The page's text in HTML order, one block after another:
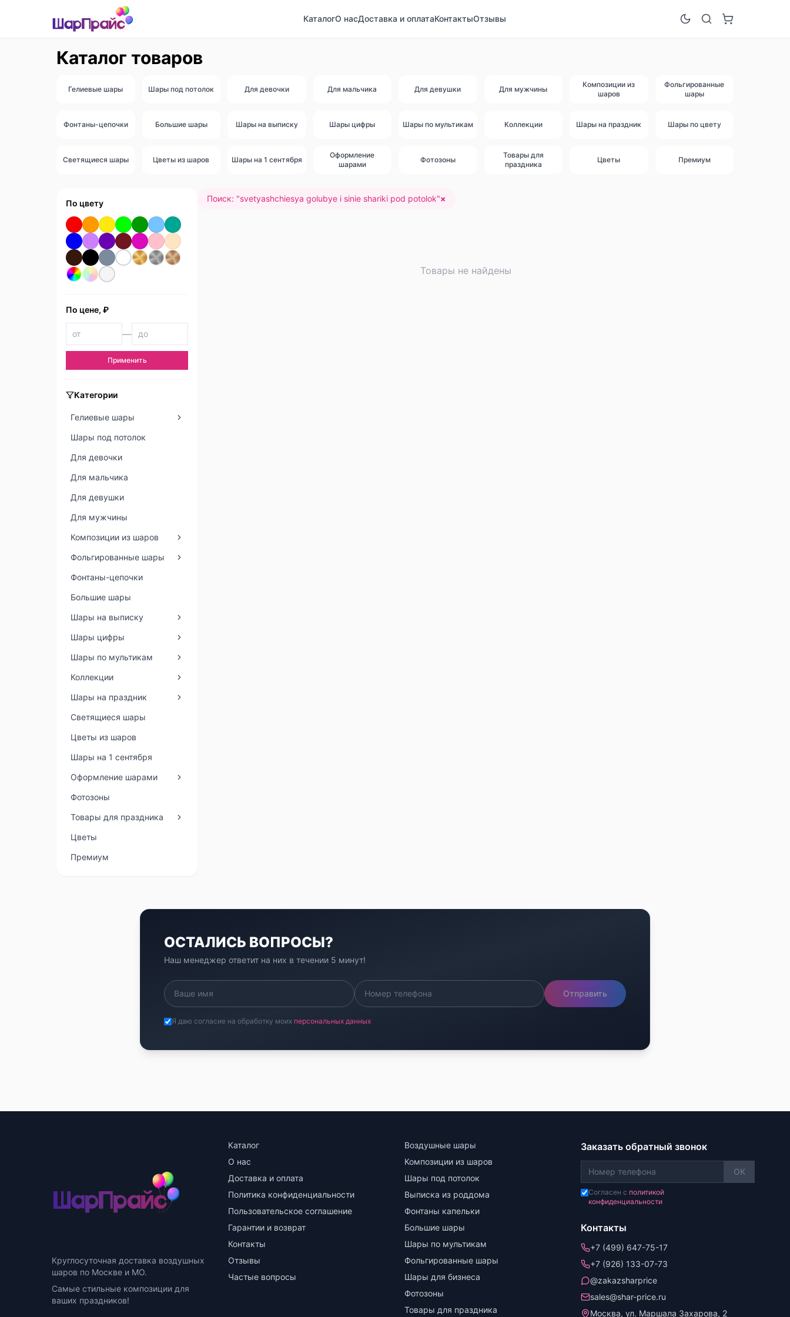
КаталогО насДоставка и оплатаКонтактыОтзывы
Каталог товаров
Гелиевые шары Шары под потолок Для девочки Для мальчика Для девушки Для мужчины
Композиции из
шаров
Фольгированные
шары
Фонтаны-цепочки Большие шары Шары на выписку Шары цифры Шары по мультикам Коллекции Шары на праздник Шары по цвету
Светящиеся шары Цветы из шаров Шары на 1 сентября
Оформление
шарами
Фотозоны
Товары для
праздника
Цветы Премиум
По цвету
По цене, ₽
—
Применить
Категории
Гелиевые шары
Шары под потолок
Для девочки
Для мальчика
Для девушки
Для мужчины
Композиции из шаров
Фольгированные шары
Фонтаны-цепочки
Большие шары
Шары на выписку
Шары цифры
Шары по мультикам
Коллекции
Шары на праздник
Светящиеся шары
Цветы из шаров
Шары на 1 сентября
Оформление шарами
Фотозоны
Товары для праздника
Цветы
Премиум
Поиск: "svetyashchiesya golubye i sinie shariki pod potolok"×
Товары не найдены
ОСТАЛИСЬ ВОПРОСЫ?
Наш менеджер ответит на них в течении 5 минут!
Отправить
Я даю согласие на обработку моих персональных данных
Круглосуточная доставка воздушных
шаров по Москве и МО.
Самые стильные композиции для
ваших праздников!
Каталог
О нас
Доставка и оплата
Политика конфиденциальности
Пользовательское соглашение
Гарантии и возврат
Контакты
Отзывы
Частые вопросы
Воздушные шары
Композиции из шаров
Шары под потолок
Выписка из роддома
Фонтаны капельки
Большие шары
Шары по мультикам
Фольгированные шары
Шары для бизнеса
Фотозоны
Товары для праздника
Заказать обратный звонок
OK
Согласен с политикой
конфиденциальности
Контакты
+7 (499) 647-75-17
+7 (926) 133-07-73
@zakazsharprice
sales@shar-price.ru
Москва, ул. Маршала Захарова, 2